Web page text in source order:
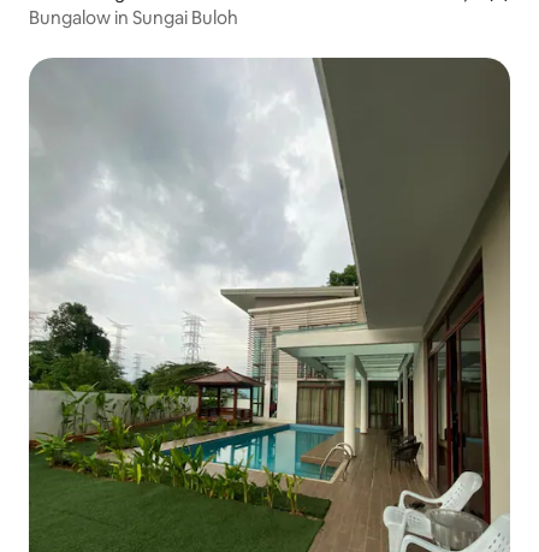
Bungalow in Sungai Buloh